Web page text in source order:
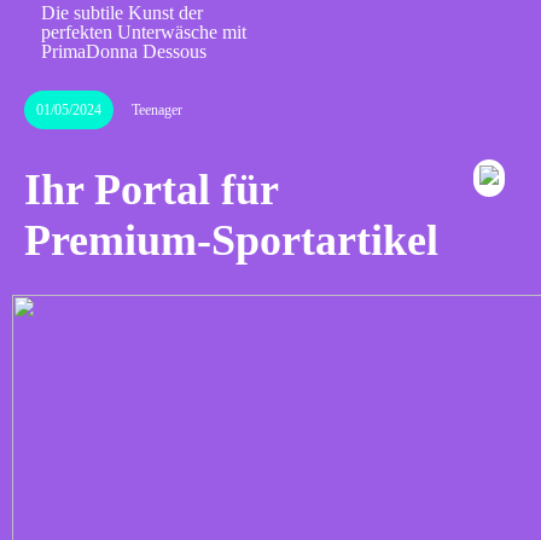
Die subtile Kunst der
perfekten Unterwäsche mit
PrimaDonna Dessous
01/05/2024 Teenager
Ihr Portal für
Premium-Sportartikel